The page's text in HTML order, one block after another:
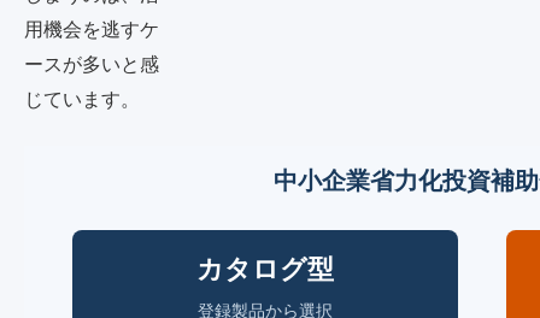
用機会を逃すケ
ースが多いと感
じています。